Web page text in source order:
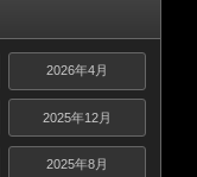
2026年4月
2025年12月
2025年8月